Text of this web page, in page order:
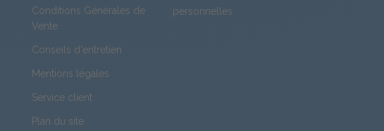
Conditions Générales de
Vente
Conseils d'entretien
Mentions légales
Service client
Plan du site
personnelles